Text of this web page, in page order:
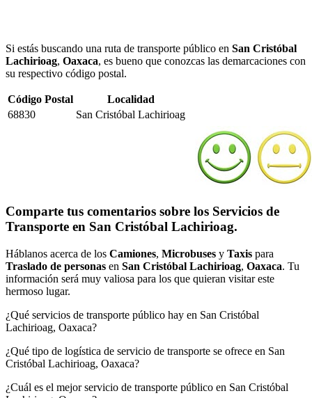
Si estás buscando una ruta de transporte público en San Cristóbal
Lachirioag, Oaxaca, es bueno que conozcas las demarcaciones con
su respectivo código postal.
Código Postal
Localidad
68830
San Cristóbal Lachirioag
Comparte tus comentarios sobre los Servicios de
Transporte en San Cristóbal Lachirioag.
Háblanos acerca de los Camiones, Microbuses y Taxis para
Traslado de personas en San Cristóbal Lachirioag, Oaxaca. Tu
información será muy valiosa para los que quieran visitar este
hermoso lugar.
¿Qué servicios de transporte público hay en San Cristóbal
Lachirioag, Oaxaca?
¿Qué tipo de logística de servicio de transporte se ofrece en San
Cristóbal Lachirioag, Oaxaca?
¿Cuál es el mejor servicio de transporte público en San Cristóbal